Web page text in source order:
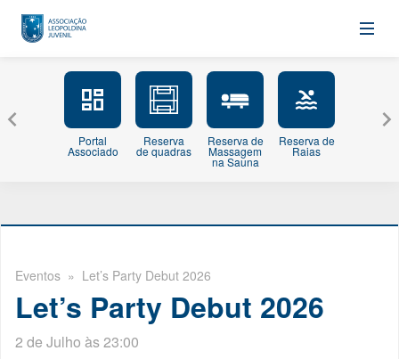
Portal
Associado
Reserva
de quadras
Reserva de
Massagem
na Sauna
Reserva de
Raias
Eventos » Let’s Party Debut 2026
Let’s Party Debut 2026
2 de Julho às 23:00